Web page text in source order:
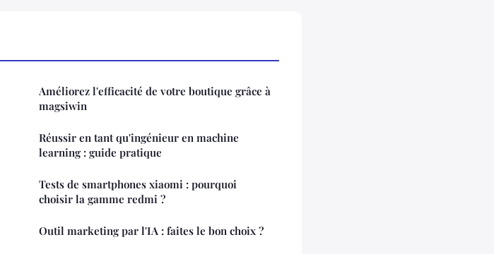
Améliorez l'efficacité de votre boutique grâce à
magsiwin
Réussir en tant qu'ingénieur en machine
learning : guide pratique
Tests de smartphones xiaomi : pourquoi
choisir la gamme redmi ?
Outil marketing par l'IA : faites le bon choix ?